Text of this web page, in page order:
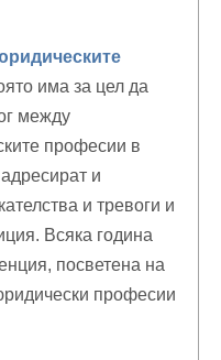
има за цел да
между
професии в
и
и тревоги и
Всяка година
посветена на
професии